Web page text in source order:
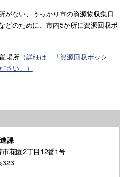
がない、うっかり市の資源物収集日
どのために、市内5か所に資源回収ボ
場所（詳細は、「資源回収ボック
さい。）
課
花園2丁目12番1号
323